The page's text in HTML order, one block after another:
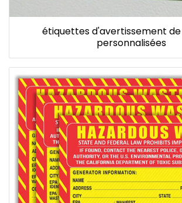
étiquettes d'avertissement
personnalisées